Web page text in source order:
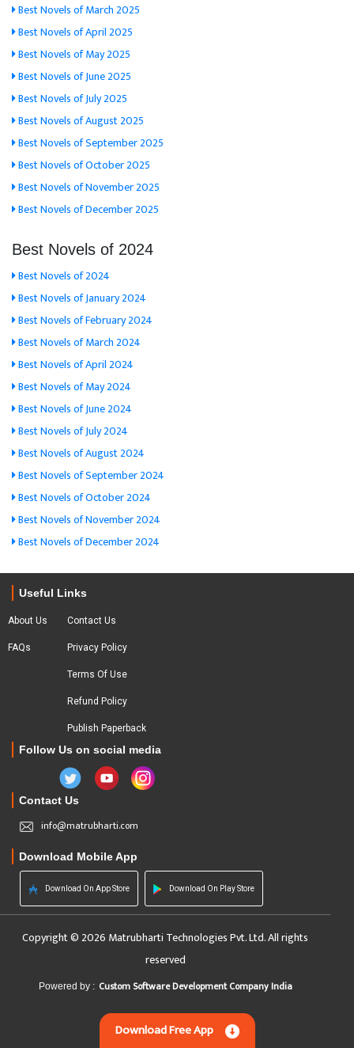
Best Novels of March 2025
Best Novels of April 2025
Best Novels of May 2025
Best Novels of June 2025
Best Novels of July 2025
Best Novels of August 2025
Best Novels of September 2025
Best Novels of October 2025
Best Novels of November 2025
Best Novels of December 2025
Best Novels of 2024
Best Novels of 2024
Best Novels of January 2024
Best Novels of February 2024
Best Novels of March 2024
Best Novels of April 2024
Best Novels of May 2024
Best Novels of June 2024
Best Novels of July 2024
Best Novels of August 2024
Best Novels of September 2024
Best Novels of October 2024
Best Novels of November 2024
Best Novels of December 2024
Useful Links
About Us
FAQs
Contact Us
Privacy Policy
Terms Of Use
Refund Policy
Publish Paperback
Follow Us on social media
Contact Us
info@matrubharti.com
Download Mobile App
Download On App Store Download On Play Store
Copyright © 2026 Matrubharti Technologies Pvt. Ltd. All rights
reserved
Powered by : Custom Software Development Company India
Download Free App